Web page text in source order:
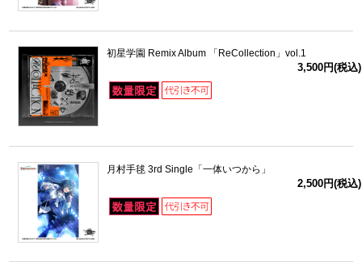
モフモフパレード
初星学園 Remix Album 「ReCollection」vol.1
3,500円(税込)
月村手毬 3rd Single「一体いつから」
2,500円(税込)